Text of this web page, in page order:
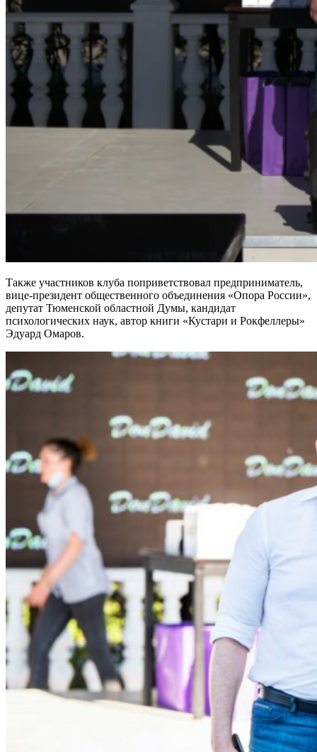
Также участников клуба поприветствовал предприниматель,
вице-президент общественного объединения «Опора России»,
депутат Тюменской областной Думы, кандидат
психологических наук, автор книги «Кустари и Рокфеллеры»
Эдуард Омаров.